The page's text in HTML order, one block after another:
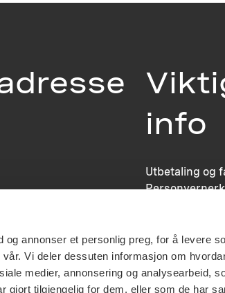
annonser et personlig preg, for å levere
Vi deler dessuten informasjon om
medier, annonsering og analysearbeid,
gjort tilgjengelig for dem, eller som de har
info
Utbetaling og
Last ned logo